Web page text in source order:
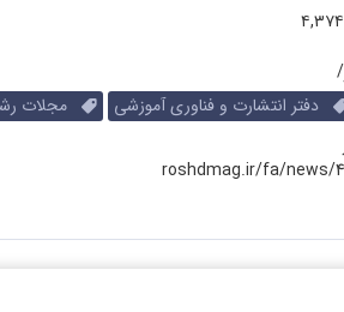
۴,۳۷۴
دفتر انتشارت و فناوری آموزشی
مجلات
roshdmag.ir/fa/news/